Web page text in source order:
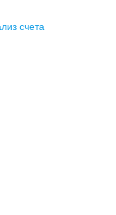
счета